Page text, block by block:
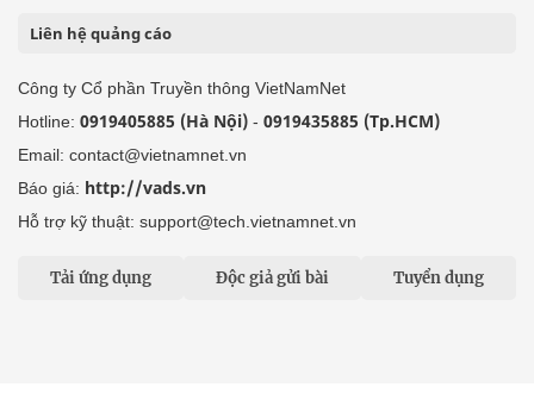
Liên hệ quảng cáo
Công ty Cổ phần Truyền thông VietNamNet
Hotline: 0919405885 (Hà Nội) - 0919435885 (Tp.HCM)
Email: contact@vietnamnet.vn
Báo giá: http://vads.vn
Hỗ trợ kỹ thuật: support@tech.vietnamnet.vn
Tải ứng dụng Độc giả gửi bài Tuyển dụng